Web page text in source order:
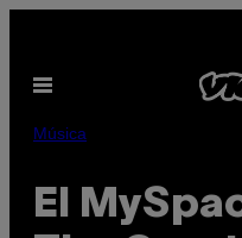
contenido
Abrir
Música
El